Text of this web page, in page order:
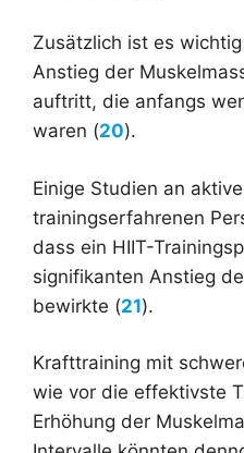
Zusätzlich ist es
Anstieg der
auftritt, die anfangs
waren (20).
Einige Studien an
trainingserfahrenen
dass ein HIIT-
signifikanten Anstieg
bewirkte (21).
Krafttraining mit
wie vor die effektivste
Erhöhung der